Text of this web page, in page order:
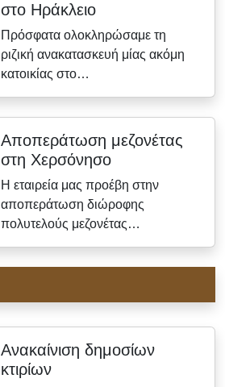
στο Ηράκλειο
Πρόσφατα ολοκληρώσαμε τη
ριζική ανακατασκευή μίας ακόμη
κατοικίας στο…
Αποπεράτωση μεζονέτας
στη Χερσόνησο
Η εταιρεία μας προέβη στην
αποπεράτωση διώροφης
πολυτελούς μεζονέτας…
Ανακαίνιση δημοσίων
κτιρίων